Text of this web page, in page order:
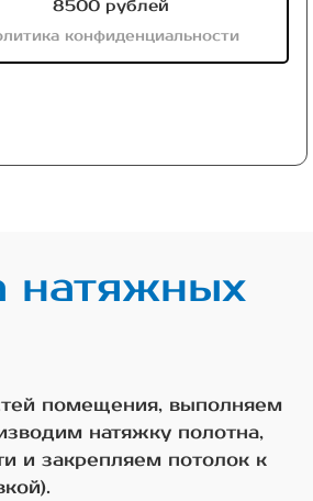
8500 рублей
конфиденциальности
натяжных
помещения, выполняем
натяжку полотна,
и закрепляем потолок к